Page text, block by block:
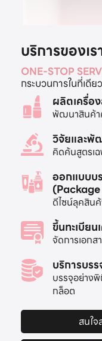
บริการของเร
ONE-STOP
กระบวนการในที่เดี
ผลิตเครื่อ
พัฒนาสินค้า
วิจัยและ
คิดค้นสูตรเ
ออกแบบบ
ดีไซน์ลุคสินค้
ขึ้นทะเบีย
จัดการเอก
บริการบร
บรรจุอย่าง
กล็อต
สนใ